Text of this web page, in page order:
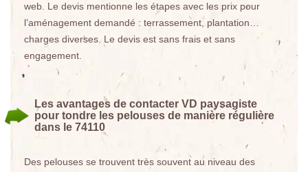
web. Le devis mentionne les étapes avec les prix pour
l’aménagement demandé : terrassement, plantation…
charges diverses. Le devis est sans frais et sans
engagement.
Les avantages de contacter VD paysagiste
pour tondre les pelouses de manière régulière
dans le 74110
Des pelouses se trouvent très souvent au niveau des